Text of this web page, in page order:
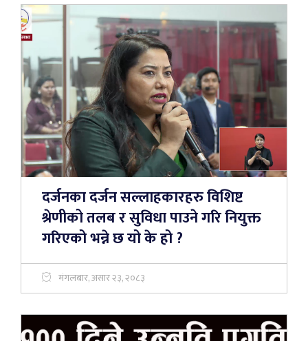
दर्जनका दर्जन सल्लाहकारहरु विशिष्ट
श्रेणीको तलब र सुविधा पाउने गरि नियुक्त
गरिएको भन्ने छ यो के हो ?
मंगलबार, असार २३, २०८३